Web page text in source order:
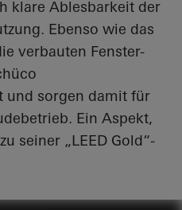
klare Ablesbarkeit der
Ebenso wie das
verbauten Fenster-
und sorgen damit für
Ein Aspekt,
seiner „LEED Gold“-